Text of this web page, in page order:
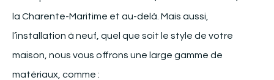
la Charente-Maritime et au-delà. Mais aussi,
l’installation à neuf, quel que soit le style de votre
maison, nous vous offrons une large gamme de
matériaux, comme :